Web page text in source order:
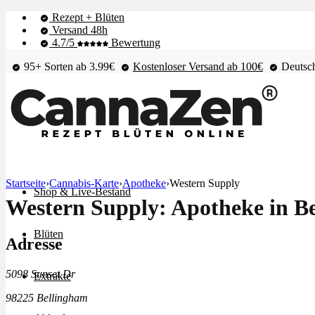
Rezept + Blüten
Versand 48h
4.7/5
Bewertung
95+ Sorten ab 3.99€
Kostenloser Versand ab 100€
Shop & Live-Bestand
Blüten
Extrakte
Startseite›Cannabis-Karte›Apotheke›Western Supply
Western Supply: Apotheke in
Adresse
5098 Sunset Dr
98225 Bellingham